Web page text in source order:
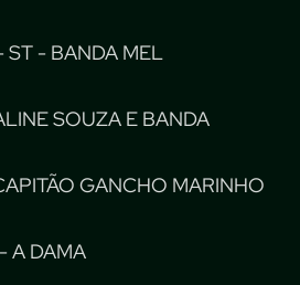
ST - BANDA MEL
SOUZA E BANDA
GANCHO MARINHO
A DAMA